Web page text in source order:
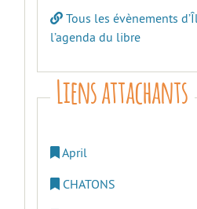
Tous les évènements
l’agenda du libre
Liens attachants
April
CHATONS